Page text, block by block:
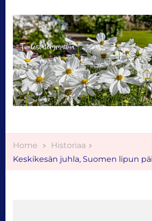
Tuulestatemmattua
Home
Historiaa
Keskikesän juhla, Suomen lipun